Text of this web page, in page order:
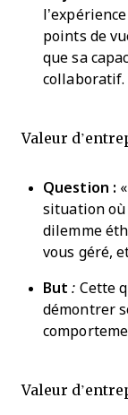
points de
que sa
collaboratif.
Valeur
Question :
situation où
dilemme
vous géré,
But : Cette
démontrer
Valeur